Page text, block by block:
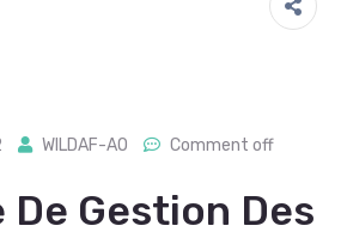
WILDAF-AO Comment off
Gestion Des